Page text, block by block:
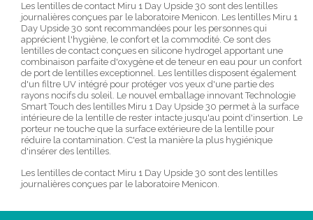
Les lentilles de contact Miru 1 Day Upside 30 sont des lentilles
journalières conçues par le laboratoire Menicon. Les lentilles Miru 1
Day Upside 30 sont recommandées pour les personnes qui
apprécient l'hygiène, le confort et la commodité. Ce sont des
lentilles de contact conçues en silicone hydrogel apportant une
combinaison parfaite d'oxygène et de teneur en eau pour un confort
de port de lentilles exceptionnel. Les lentilles disposent également
d'un filtre UV intégré pour protéger vos yeux d'une partie des
rayons nocifs du soleil. Le nouvel emballage innovant Technologie
Smart Touch des lentilles Miru 1 Day Upside 30 permet à la surface
intérieure de la lentille de rester intacte jusqu'au point d'insertion. Le
porteur ne touche que la surface extérieure de la lentille pour
réduire la contamination. C'est la manière la plus hygiénique
d'insérer des lentilles.
Les lentilles de contact Miru 1 Day Upside 30 sont des lentilles
journalières conçues par le laboratoire Menicon.